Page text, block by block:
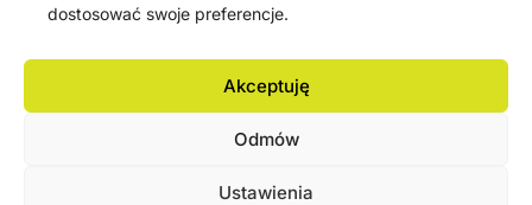
dostosować swoje preferencje.
Akceptuję
Odmów
Ustawienia